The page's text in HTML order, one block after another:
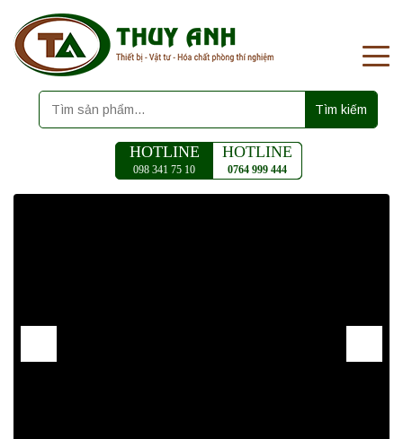
Tìm kiếm
HOTLINE
098 341 75 10
HOTLINE
0764 999 444